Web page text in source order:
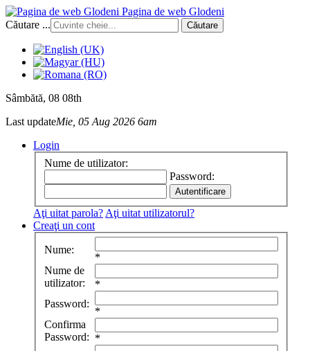
Pagina de web Glodeni
Căutare ...
Căutare
Sâmbătă, 08 08th
Last updateMie, 05 Aug 2026 6am
Login
Nume de utilizator:
Password:
Aţi uitat parola? Aţi uitat utilizatorul?
Creaţi un cont
Nume:
*
Nume de
utilizator:
*
Password:
*
Confirma
Password: *